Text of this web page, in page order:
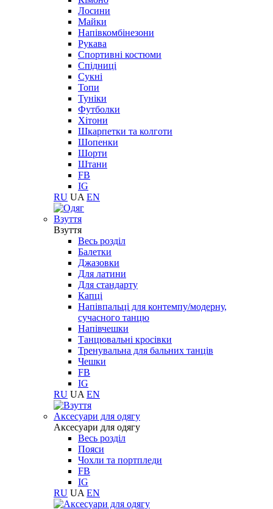
Лосини
Майки
Напівкомбінезони
Рукава
Спортивні костюми
Спідниці
Сукні
Топи
Туніки
Футболки
Хітони
Шкарпетки та колготи
Шопенки
Шорти
Штани
FB
IG
RU UA EN
Взуття
Взуття
Весь розділ
Балетки
Джазовки
Для латини
Для стандарту
Капці
Напівпальці для контемпу/модерну,
сучасного танцю
Напівчешки
Танцювальні кросівки
Тренувальна для бальних танців
Чешки
FB
IG
RU UA EN
Aксесуари для одягу
Aксесуари для одягу
Весь розділ
Пояси
Чохли та портпледи
FB
IG
RU UA EN